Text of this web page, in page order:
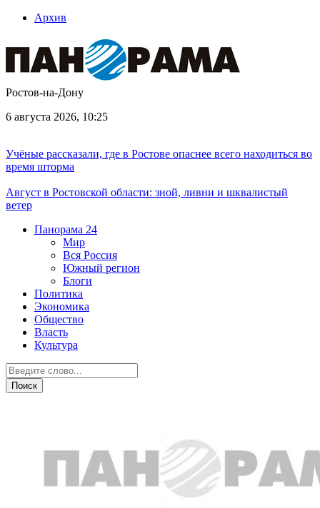
Архив
Ростов-на-Дону
6 августа 2026, 10:25
Учёные рассказали, где в Ростове опаснее всего находиться во
время шторма
Август в Ростовской области: зной, ливни и шквалистый
ветер
Панорама 24
Мир
Вся Россия
Южный регион
Блоги
Политика
Экономика
Общество
Власть
Культура